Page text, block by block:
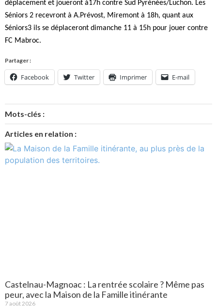
déplacement et joueront à17h contre Sud Pyrénées/Luchon. Les
Séniors 2 recevront à A.Prévost, Miremont à 18h, quant aux
Séniors3 ils se déplaceront dimanche 11 à 15h pour jouer contre
FC Mabroc.
Partager :
Facebook Twitter Imprimer E-mail
Mots-clés :
Articles en relation :
Castelnau-Magnoac : La rentrée scolaire ? Même pas
peur, avec la Maison de la Famille itinérante
7 août 2026